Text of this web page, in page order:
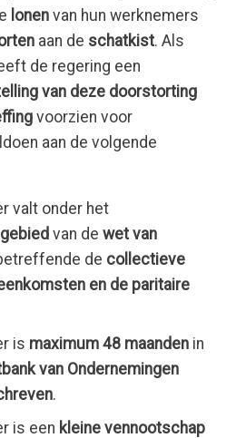
lonen van hun werknemers
aan de schatkist. Als
de regering een
van deze doorstorting
voorzien voor
aan de volgende
valt onder het
van dewet van
de collectieve
en de paritaire
is maximum 48 maanden in
van Ondernemingen
.
is een kleine vennootschap